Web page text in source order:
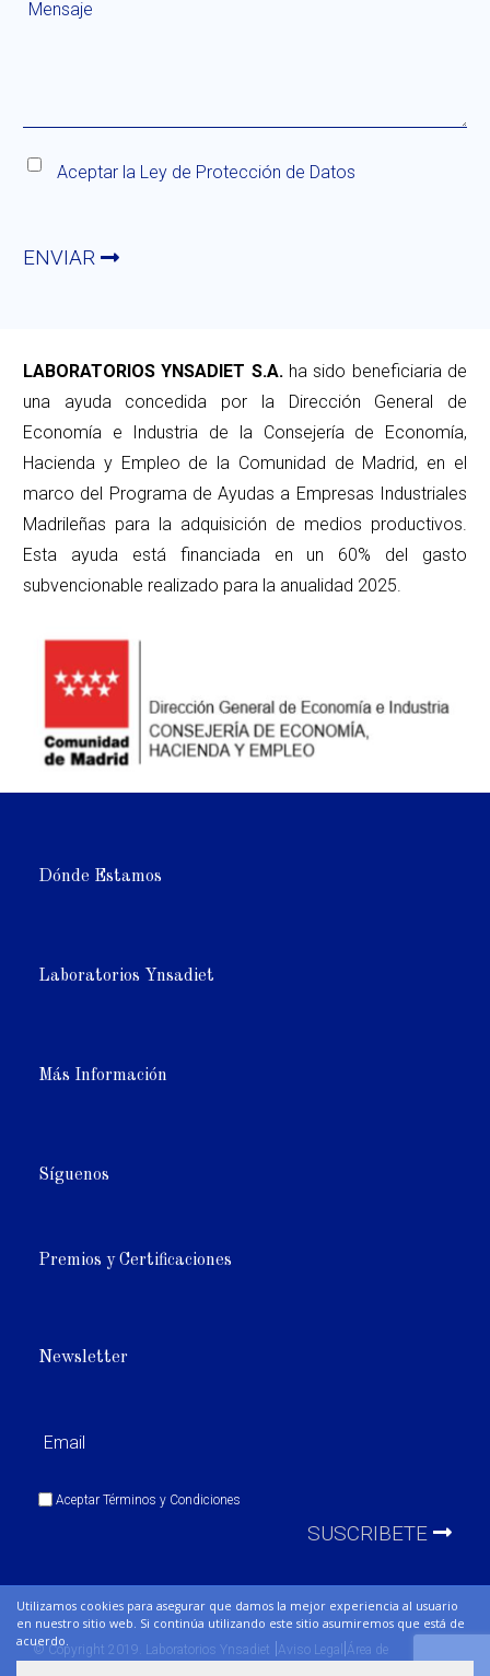
Utilizamos cookies para asegurar que damos la mejor experiencia al usuario
en nuestro sitio web. Si continúa utilizando este sitio asumiremos que está de
acuerdo.
Aceptar la Ley de Protección de Datos
ENVIAR
LABORATORIOS YNSADIET S.A.ha sido beneficiaria de
una ayuda concedida por la Dirección General de
Economía e Industria de la Consejería de Economía,
Hacienda y Empleo de la Comunidad de Madrid, en el
marco del Programa de Ayudas a Empresas Industriales
Madrileñas para la adquisición de medios productivos.
Esta ayuda está financiada en un 60% del gasto
subvencionable realizado para la anualidad 2025.
Dónde Estamos
Laboratorios Ynsadiet
Más Información
Síguenos
Premios y Certificaciones
Newsletter
AceptarTérminos y Condiciones
SUSCRIBETE
© Copyright 2019. Laboratorios Ynsadiet |Aviso Legal |Área de